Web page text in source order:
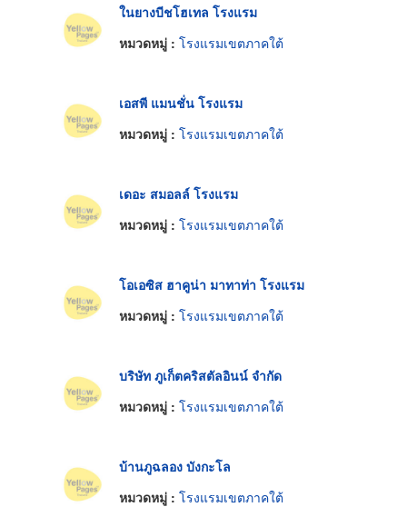
ในยางบีชโฮเทล โรงแรม
หมวดหมู่ : โรงแรมเขตภาคใต้
เอสพี แมนชั่น โรงแรม
หมวดหมู่ : โรงแรมเขตภาคใต้
เดอะ สมอลล์ โรงแรม
หมวดหมู่ : โรงแรมเขตภาคใต้
โอเอซิส ฮาคูน่า มาทาท่า โรงแรม
หมวดหมู่ : โรงแรมเขตภาคใต้
บริษัท ภูเก็ตคริสตัลอินน์ จำกัด
หมวดหมู่ : โรงแรมเขตภาคใต้
บ้านภูฉลอง บังกะโล
หมวดหมู่ : โรงแรมเขตภาคใต้